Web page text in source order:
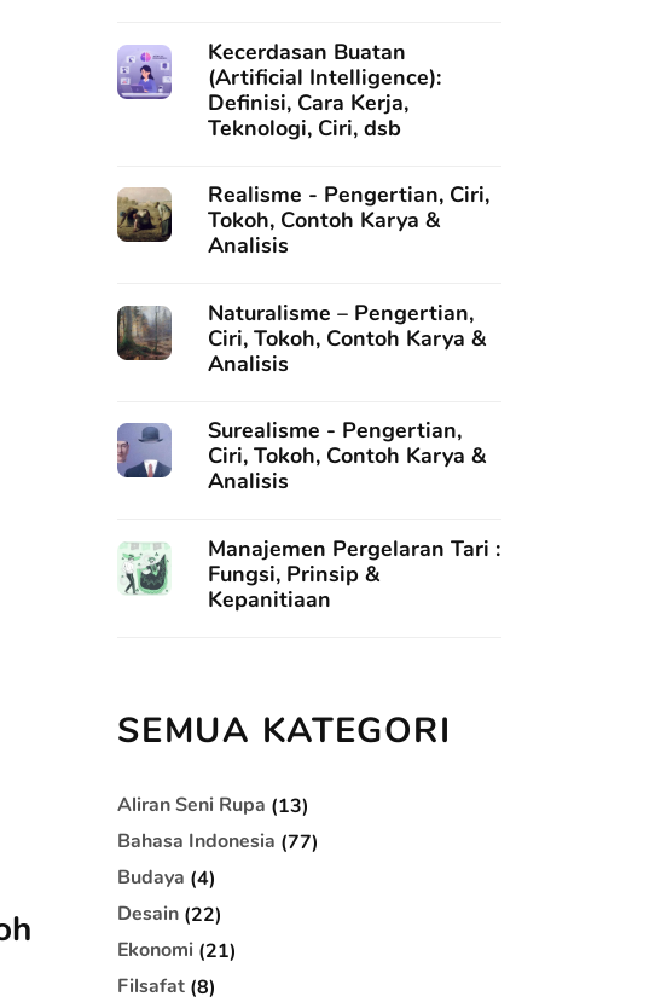
Kecerdasan Buatan
(Artificial Intelligence):
Definisi, Cara Kerja,
Teknologi, Ciri, dsb
Realisme - Pengertian, Ciri,
Tokoh, Contoh Karya &
Analisis
Naturalisme – Pengertian,
Ciri, Tokoh, Contoh Karya &
Analisis
Surealisme - Pengertian,
Ciri, Tokoh, Contoh Karya &
Analisis
Manajemen Pergelaran Tari :
Fungsi, Prinsip &
Kepanitiaan
SEMUA KATEGORI
Aliran Seni Rupa (13)
Bahasa Indonesia (77)
Budaya (4)
Desain (22)
Ekonomi (21)
Filsafat (8)